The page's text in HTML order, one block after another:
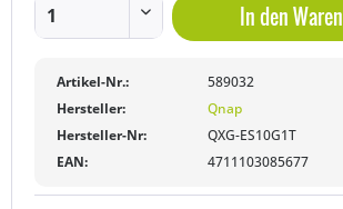
In den
Artikel-Nr.:
589032
Hersteller:
Qnap
Hersteller-Nr:
QXG-ES10G1T
EAN:
4711103085677